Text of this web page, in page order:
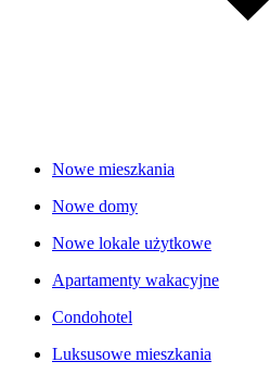
Nowe mieszkania
Nowe domy
Nowe lokale użytkowe
Apartamenty wakacyjne
Condohotel
Luksusowe mieszkania